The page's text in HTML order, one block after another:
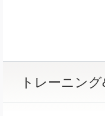
トレーニン